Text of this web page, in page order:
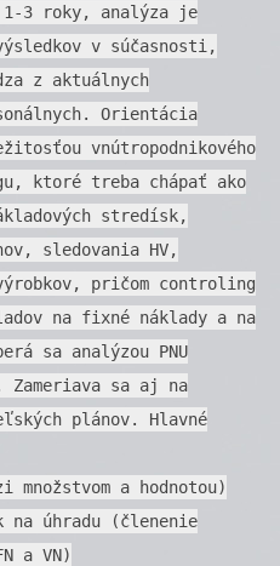
3 roky, analýza je
v súčasnosti,
z aktuálnych
Orientácia
vnútropodnikového
ktoré treba chápať ako
stredísk,
sledovania HV,
pričom controling
na fixné náklady a na
sa analýzou PNU
sa aj na
plánov. Hlavné
množstvom a hodnotou)
na úhradu (členenie
a VN)